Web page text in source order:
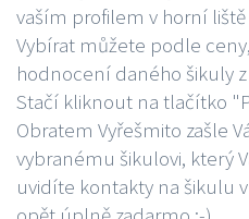
vaším profilem v horní
Vybírat můžete podle
hodnocení daného šikuly
Stačí kliknout na tlačítko
Obratem Vyřešmito zašle
vybranému šikulovi, který
uvidíte kontakty na šikulu